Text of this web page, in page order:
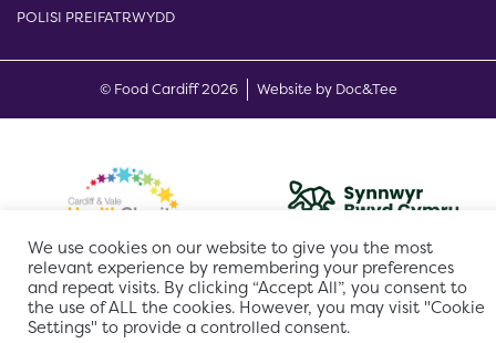
POLISI PREIFATRWYDD
© Food Cardiff 2026 Website by Doc&Tee(opens new
We use cookies on our website to give you the most
relevant experience by remembering your preferences
and repeat visits. By clicking “Accept All”, you consent to
the use of ALL the cookies. However, you may visit "Cookie
Settings" to provide a controlled consent.